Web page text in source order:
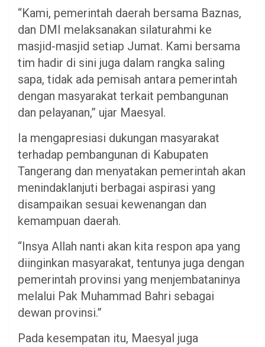
“Kami, pemerintah daerah bersama Baznas,
dan DMI melaksanakan silaturahmi ke
masjid-masjid setiap Jumat. Kami bersama
tim hadir di sini juga dalam rangka saling
sapa, tidak ada pemisah antara pemerintah
dengan masyarakat terkait pembangunan
dan pelayanan,” ujar Maesyal.
Ia mengapresiasi dukungan masyarakat
terhadap pembangunan di Kabupaten
Tangerang dan menyatakan pemerintah akan
menindaklanjuti berbagai aspirasi yang
disampaikan sesuai kewenangan dan
kemampuan daerah.
“Insya Allah nanti akan kita respon apa yang
diinginkan masyarakat, tentunya juga dengan
pemerintah provinsi yang menjembataninya
melalui Pak Muhammad Bahri sebagai
dewan provinsi.”
Pada kesempatan itu, Maesyal juga